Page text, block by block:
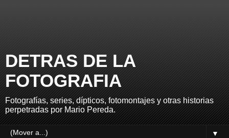
DETRAS DE LA
FOTOGRAFIA
Fotografías, series, dípticos, fotomontajes y otras historias
perpetradas por Mario Pereda.
▼